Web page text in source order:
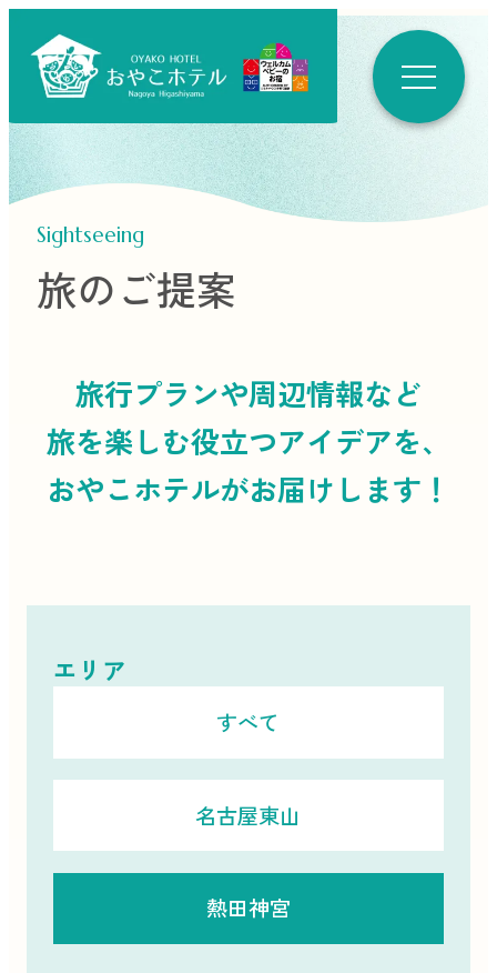
Sightseeing
旅のご提案
旅行プランや周辺情報など
旅を楽しむ役立つアイデアを、
おやこホテルがお届けします！
エリア
すべて
名古屋東山
熱田神宮